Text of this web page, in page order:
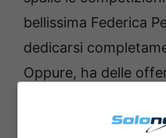
bellissima Federica
dedicarsi
Oppure, ha delle
cassetto magari per
piccolo schermo lei